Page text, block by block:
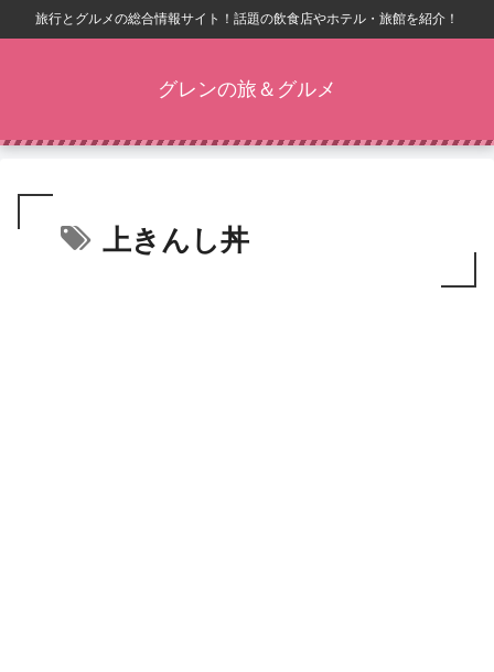
旅行とグルメの総合情報サイト！話題の飲食店やホテル・旅館を紹介！
グレンの旅＆グルメ
上きんし丼